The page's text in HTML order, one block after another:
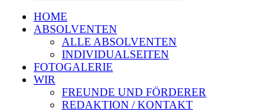
HOME
ABSOLVENTEN
ALLE ABSOLVENTEN
INDIVIDUALSEITEN
FOTOGALERIE
WIR
FREUNDE UND FÖRDERER
REDAKTION / KONTAKT